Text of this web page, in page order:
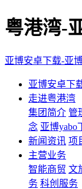
粤港湾-
亚博安卓下载-亚
亚博安卓下
走进粤港湾
集团简介 管
念 亚博yabo
新闻资讯 项
主营业务
智能商贸 文
务 科创服务